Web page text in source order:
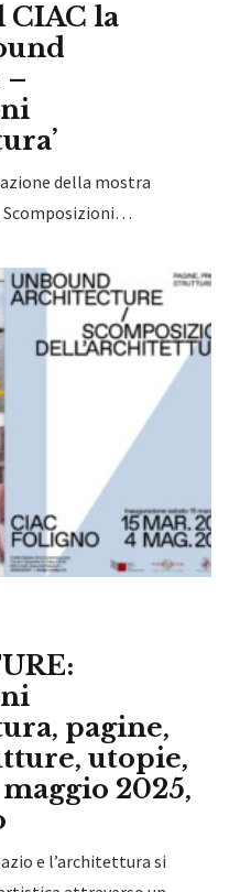
CIAC la
–
della mostra
Scomposizioni…
pagine,
utopie,
2025,
e l’architettura si